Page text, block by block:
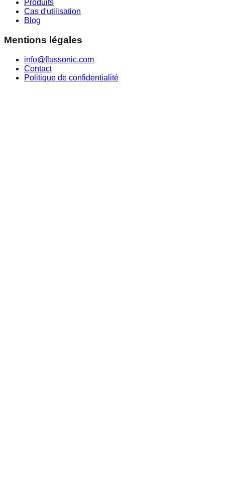
Produits
Cas d'utilisation
Blog
Mentions légales
info@flussonic.com
Contact
Politique de confidentialité